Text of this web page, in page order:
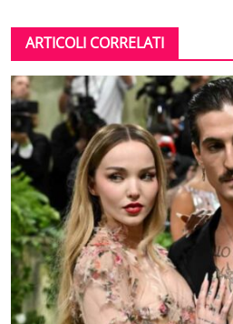
ARTICOLI CORRELATI